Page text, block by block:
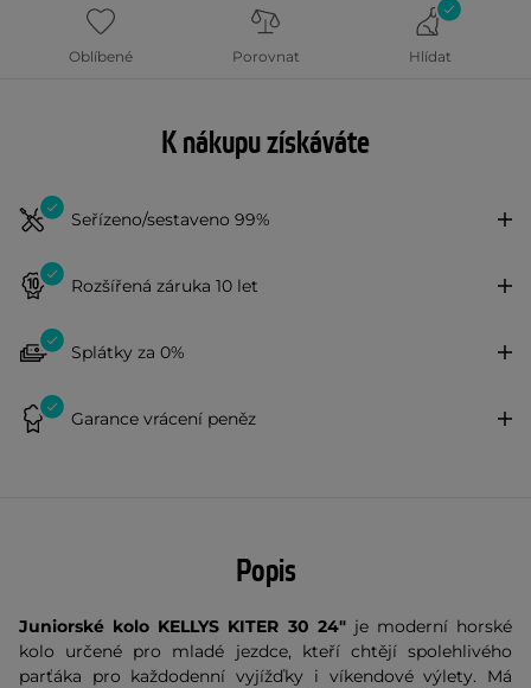
Oblíbené Porovnat Hlídat
K nákupu získáváte
Seřízeno/sestaveno 99%
Rozšířená záruka 10 let
Splátky za 0%
Garance vrácení peněz
Popis
Juniorské kolo KELLYS KITER 30 24"je moderní horské
kolo určené pro mladé jezdce, kteří chtějí spolehlivého
parťáka pro každodenní vyjížďky i víkendové výlety. Má